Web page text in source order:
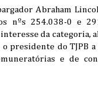
Abraham
nºs 254.038-0 e
da categoria,
o presidente do TJPB
e de